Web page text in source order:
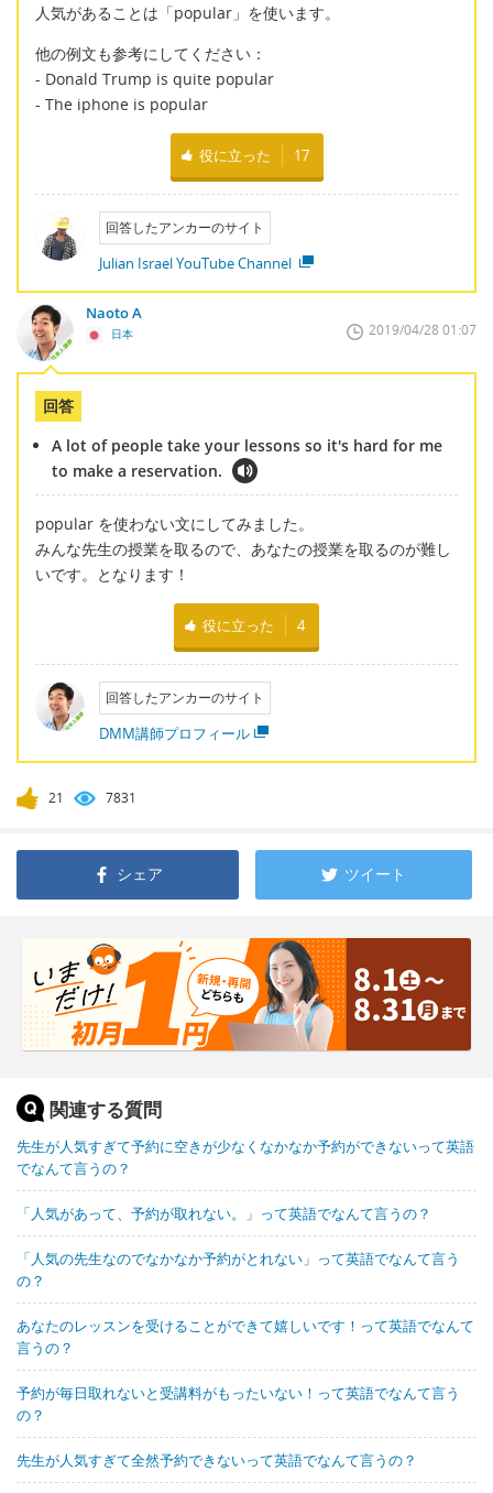
人気があることは「popular」を使います。
他の例文も参考にしてください：
- Donald Trump is quite popular
- The iphone is popular
役に立った 17
回答したアンカーのサイト
Julian Israel YouTube Channel
Naoto A
日本 2019/04/28 01:07
回答
A lot of people take your lessons so it's hard for me
to make a reservation.
popular を使わない文にしてみました。
みんな先生の授業を取るので、あなたの授業を取るのが難し
いです。となります！
役に立った 4
回答したアンカーのサイト
DMM講師プロフィール
21 7831
シェア ツイート
関連する質問
先生が人気すぎて予約に空きが少なくなかなか予約ができないって英語
でなんて言うの？
「人気があって、予約が取れない。」って英語でなんて言うの？
「人気の先生なのでなかなか予約がとれない」って英語でなんて言う
の？
あなたのレッスンを受けることができて嬉しいです！って英語でなんて
言うの？
予約が毎日取れないと受講料がもったいない！って英語でなんて言う
の？
先生が人気すぎて全然予約できないって英語でなんて言うの？